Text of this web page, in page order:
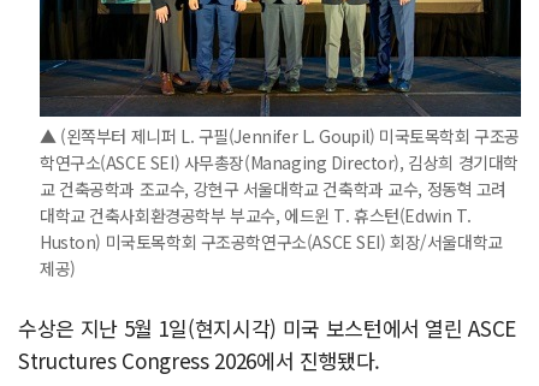
▲ (왼쪽부터 제니퍼 L. 구필(Jennifer L. Goupil) 미국토목학회 구조공
학연구소(ASCE SEI) 사무총장(Managing Director), 김상희 경기대학
교 건축공학과 조교수, 강현구 서울대학교 건축학과 교수, 정동혁 고려
대학교 건축사회환경공학부 부교수, 에드윈 T. 휴스턴(Edwin T.
Huston) 미국토목학회 구조공학연구소(ASCE SEI) 회장/서울대학교
제공)
수상은 지난 5월 1일(현지시각) 미국 보스턴에서 열린 ASCE
Structures Congress 2026에서 진행됐다.